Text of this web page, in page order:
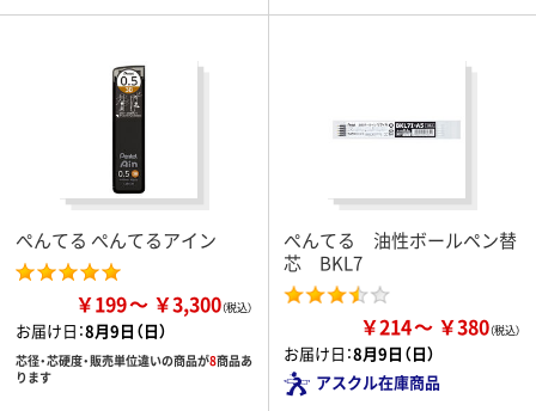
ぺんてる ぺんてるアイン
￥199 ￥3,300
お届け日：8月9日（日）
芯径・芯硬度・販売単位違いの商品が8商品あ
ります
ぺんてる 油性ボールペン替
芯 BKL7
￥214 ￥380
お届け日：8月9日（日）
アスクル在庫商品